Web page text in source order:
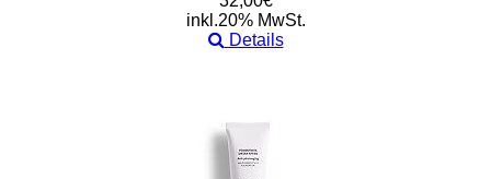
inkl.20% MwSt.
Details